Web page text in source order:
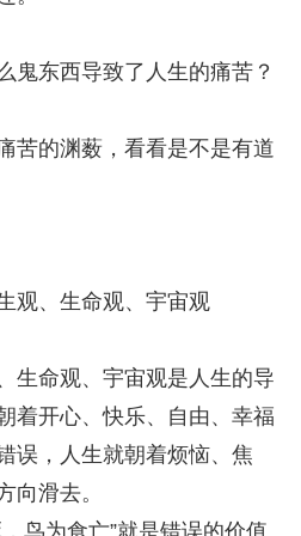
西导致了人生的痛苦？
渊薮，看看是不是有道
观、生命观、宇宙观
观、宇宙观是人生的导
着开心、快乐、自由、幸福
误，人生就朝着烦恼、焦
向滑去。
为食亡”就是错误的价值